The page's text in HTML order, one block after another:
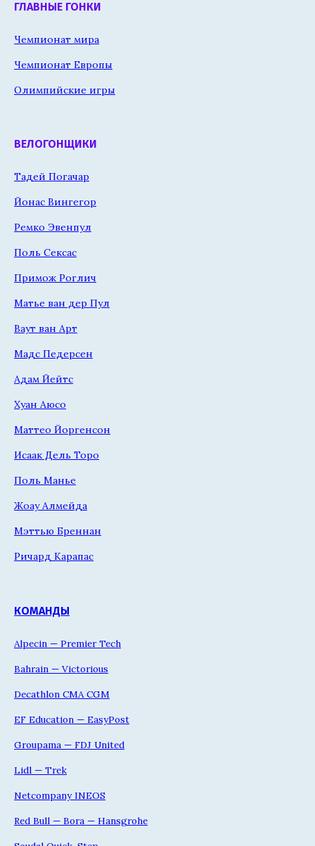
ГЛАВНЫЕ ГОНКИ
Чемпионат мира
Чемпионат Европы
Олимпийские игры
ВЕЛОГОНЩИКИ
Тадей Погачар
Йонас Вингегор
Ремко Эвенпул
Поль Сексас
Примож Роглич
Матье ван дер Пул
Ваут ван Арт
Мадс Педерсен
Адам Йейтс
Хуан Аюсо
Маттео Йоргенсон
Исаак Дель Торо
Поль Манье
Жоау Алмейда
Мэттью Бреннан
Ричард Карапас
КОМАНДЫ
Alpecin — Premier Tech
Bahrain — Victorious
Decathlon CMA CGM
EF Education — EasyPost
Groupama — FDJ United
Lidl — Trek
Netcompany INEOS
Red Bull — Bora — Hansgrohe